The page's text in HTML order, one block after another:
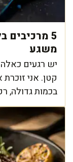
5
משגע
יש רגעים
קטן. אני
בכמות גדולה,